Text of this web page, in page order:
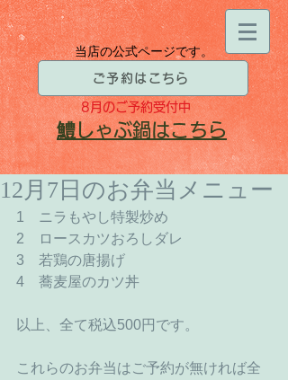
当店の公式ページです。
ご予約はこちら
8月のご予約受付中
​鱧しゃぶ鍋はこちら
12月7日のお弁当メニュー
1　ニラもやし特製炒め
2　ロースカツおろしダレ
3　若鶏の唐揚げ
4　蕎麦屋のカツ丼
以上、全て税込500円です。
これらのお弁当はご予約が無ければ全